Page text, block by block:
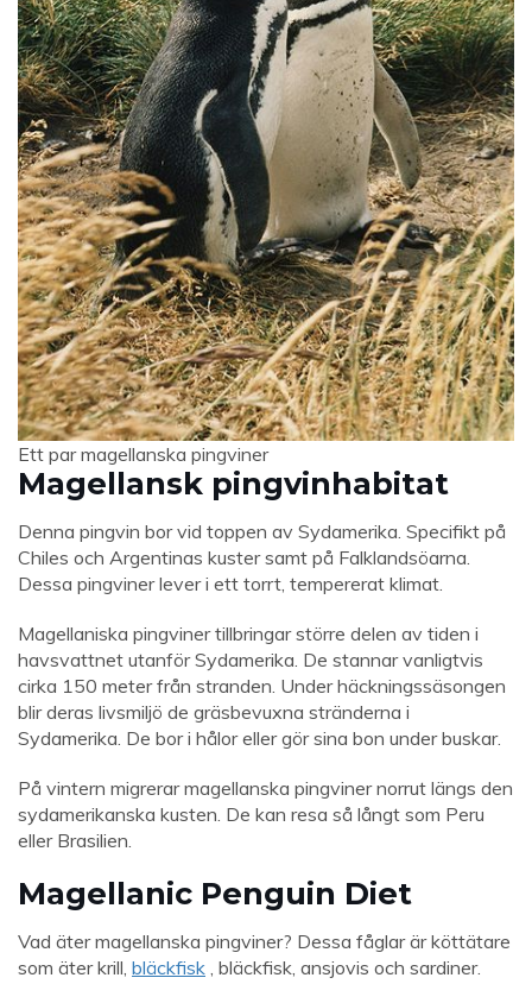
Ett par magellanska pingviner
Magellansk pingvinhabitat
Denna pingvin bor vid toppen av Sydamerika. Specifikt på
Chiles och Argentinas kuster samt på Falklandsöarna.
Dessa pingviner lever i ett torrt, tempererat klimat.
Magellaniska pingviner tillbringar större delen av tiden i
havsvattnet utanför Sydamerika. De stannar vanligtvis
cirka 150 meter från stranden. Under häckningssäsongen
blir deras livsmiljö de gräsbevuxna stränderna i
Sydamerika. De bor i hålor eller gör sina bon under buskar.
På vintern migrerar magellanska pingviner norrut längs den
sydamerikanska kusten. De kan resa så långt som Peru
eller Brasilien.
Magellanic Penguin Diet
Vad äter magellanska pingviner? Dessa fåglar är köttätare
som äter krill, bläckfisk , bläckfisk, ansjovis och sardiner.